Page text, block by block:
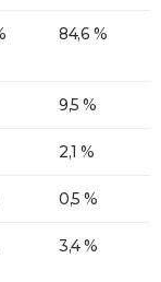
84,6 %
9,5 %
2,1 %
0,5 %
3,4 %